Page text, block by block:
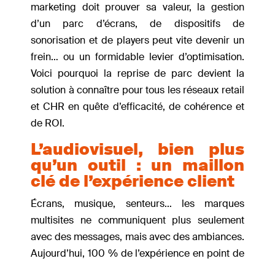
marketing doit prouver sa valeur, la gestion
d’un parc d’écrans, de dispositifs de
sonorisation et de players peut vite devenir un
frein… ou un formidable levier d’optimisation.
Voici pourquoi la reprise de parc devient la
solution à connaître pour tous les réseaux retail
et CHR en quête d’efficacité, de cohérence et
de ROI.
L’audiovisuel, bien plus
qu’un outil : un maillon
clé de l’expérience client
Écrans, musique, senteurs… les marques
multisites ne communiquent plus seulement
avec des messages, mais avec des ambiances.
Aujourd’hui, 100 % de l’expérience en point de